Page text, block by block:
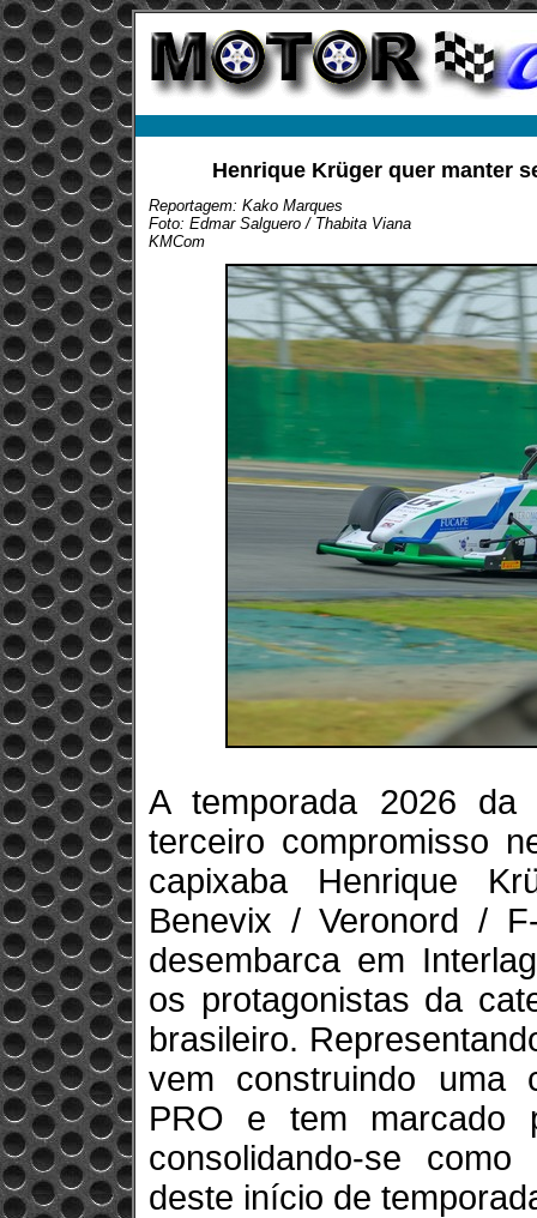
Henrique Krüger quer manter
Reportagem: Kako Marques
Foto: Edmar Salguero / Thabita Viana
KMCom
A temporada 2026
terceiro compromisso
capixaba Henrique
Benevix / Veronord /
desembarca em
os protagonistas da
brasileiro.
vem construindo uma
PRO e tem marcado
consolidando-se
deste início de